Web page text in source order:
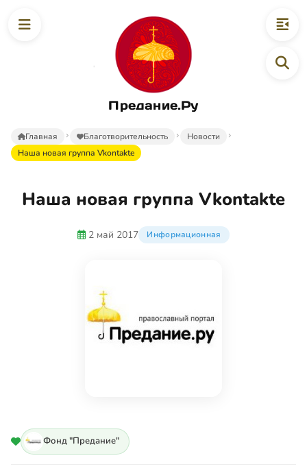
Предание.Ру
Главная Благотворительность
Новости
Наша новая группа Vkontakte
Наша новая группа Vkontakte
2 май 2017 Информационная
Фонд "Предание"